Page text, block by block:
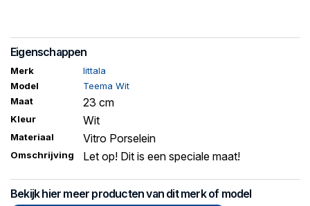
Eigenschappen
Merk
Iittala
Model
Teema Wit
Maat
23 cm
Kleur Wit
Materiaal Vitro Porselein
Omschrijving Let op! Dit is een speciale maat!
Bekijk hier meer producten van dit merk of model